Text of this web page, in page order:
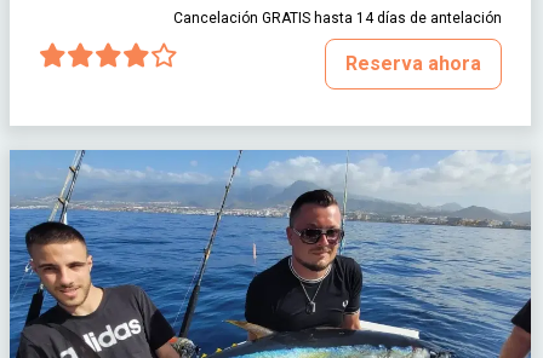
Cancelación GRATIS hasta 14 días de antelación
Reserva ahora